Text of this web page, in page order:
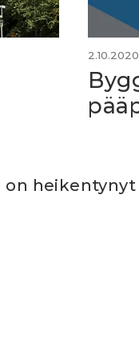
2.10.2020
on heikentynyt